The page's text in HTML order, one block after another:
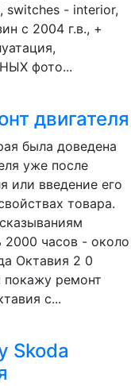
switches - interior,
с 2004 г.в., +
фото...
двигателя
была доведена
уже после
или введение его
товара.
2000 часов - около
Октавия 2 0
покажу ремонт
с...
Skoda